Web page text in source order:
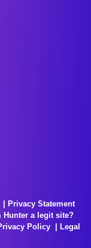
Privacy Statement
Hunter a legit site?
Policy
Legal